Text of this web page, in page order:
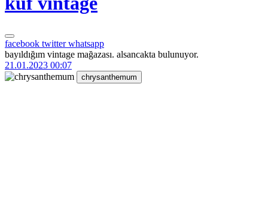
facebook twitterwhatsapp
bayıldığım vintage mağazası. alsancakta bulunuyor.
21.01.2023 00:07
chrysanthemum